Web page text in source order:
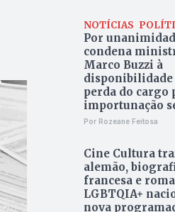
NOTÍCIAS
Por
condena
Marco Buzzi à
disponibilidade
perda do cargo
importunação
Por Rozeane Feitosa
Cine Cultura
alemão,
francesa e
LGBTQIA+
nova